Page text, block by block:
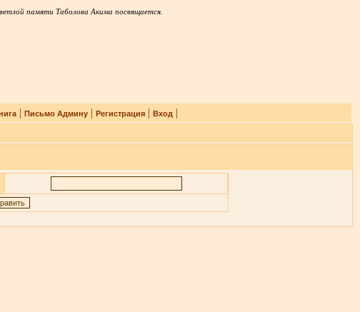
памяти Таболова Акима посвящается.
| Письмо Админу| Регистрация| Вход |